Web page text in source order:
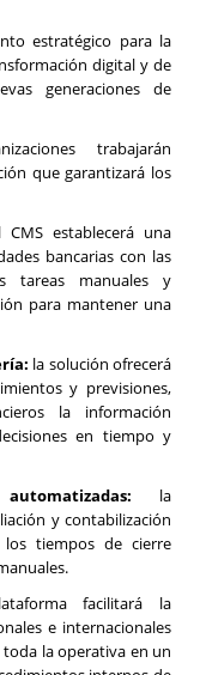
estratégico para la
digital y de
generaciones de
trabajarán
que garantizará los
CMS establecerá una
bancarias con las
tareas manuales y
para mantener una
la solución ofrecerá
y previsiones,
la información
en tiempo y
la
y contabilización
tiempos de cierre
facilitará la
e internacionales
la operativa en un